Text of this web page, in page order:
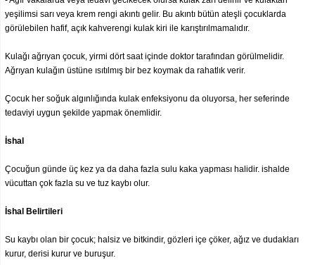
yeşilimsi sarı veya krem rengi akıntı gelir. Bu akıntı bütün ateşli çocuklarda
görülebilen hafif, açık kahverengi kulak kiri ile karıştırılmamalıdır.
Kulağı ağrıyan çocuk, yirmi dört saat içinde doktor tarafından görülmelidir.
Ağrıyan kulağın üstüne ısıtılmış bir bez koymak da rahatlık verir.
Çocuk her soğuk algınlığında kulak enfeksiyonu da oluyorsa, her seferinde
tedaviyi uygun şekilde yapmak önemlidir.
İshal
Çocuğun günde üç kez ya da daha fazla sulu kaka yapması halidir. ishalde
vücuttan çok fazla su ve tuz kaybı olur.
İshal Belirtileri
Su kaybı olan bir çocuk; halsiz ve bitkindir, gözleri içe çöker, ağız ve dudakları
kurur, derisi kurur ve buruşur.